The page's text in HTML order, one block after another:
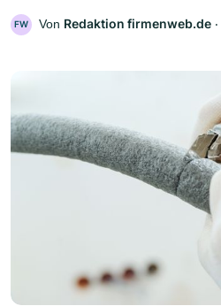
FW Von Redaktion firmenweb.de ‧